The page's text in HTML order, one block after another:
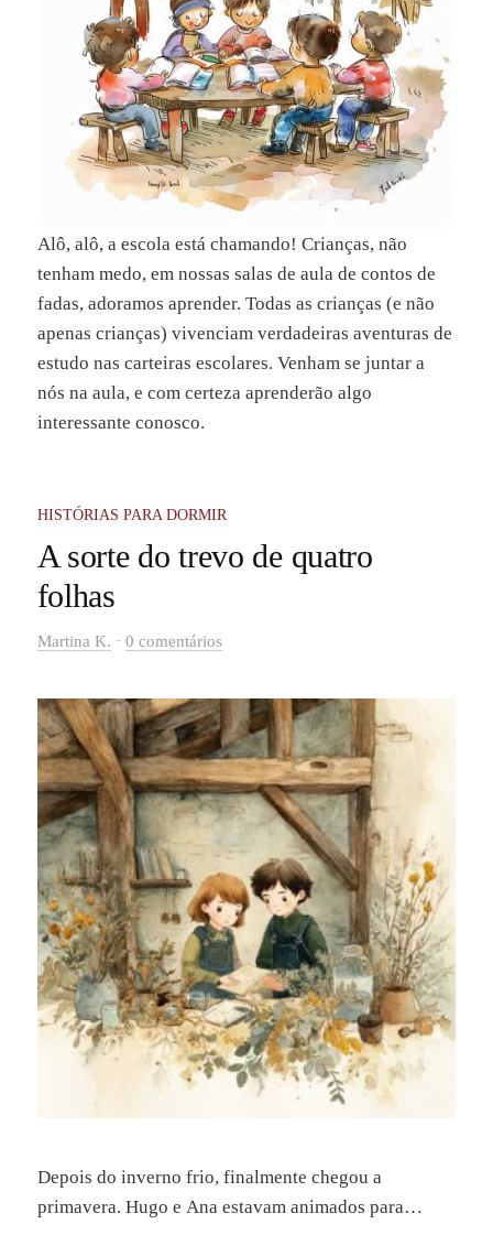
Alô, alô, a escola está chamando! Crianças, não
tenham medo, em nossas salas de aula de contos de
fadas, adoramos aprender. Todas as crianças (e não
apenas crianças) vivenciam verdadeiras aventuras de
estudo nas carteiras escolares. Venham se juntar a
nós na aula, e com certeza aprenderão algo
interessante conosco.
HISTÓRIAS PARA DORMIR
A sorte do trevo de quatro
folhas
Martina K. - 0 comentários
Depois do inverno frio, finalmente chegou a
primavera. Hugo e Ana estavam animados para